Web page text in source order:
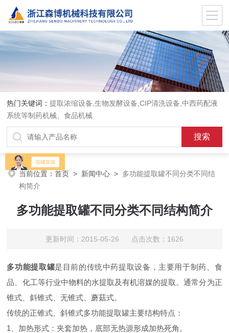
热门关键词：提取浓缩设备,生物发酵设备,CIP清洗设备,中西药配液
系统等制药机械、食品机械
当前位置：首页 > 新闻中心 > 多功能提取罐不同分类不同结
构简介
多功能提取罐不同分类不同结构简介
更新时间：2015-05-26 点击次数：1626
多功能提取罐是目前的传统中药提取设备，主要用于制药、食
品、化工等行业中物料的水提取及有机溶媒的提取。通常分为正
锥式、斜锥式、无锥式、蘑菇式。
传统的正锥式、斜锥式多功能提取罐主要结构特点：
1、加热形式：夹套加热，底部无热源形成加热死角。